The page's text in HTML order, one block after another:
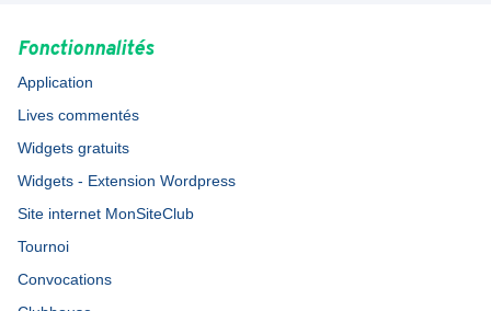
Fonctionnalités
Application
Lives commentés
Widgets gratuits
Widgets - Extension Wordpress
Site internet MonSiteClub
Tournoi
Convocations